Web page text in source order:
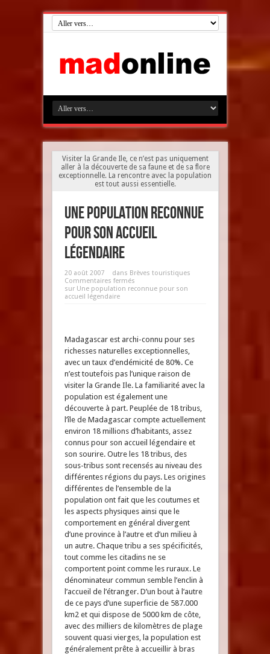
Visiter la Grande Ile, ce n’est pas uniquement
aller à la découverte de sa faune et de sa flore
exceptionnelle. La rencontre avec la population
est tout aussi essentielle.
Une population reconnue
pour son accueil
légendaire
20 août 2007 dans Brèves touristiques
Commentaires fermés
sur Une population reconnue pour son
accueil légendaire
Madagascar est archi-connu pour ses
richesses naturelles exceptionnelles,
avec un taux d’endémicité de 80%. Ce
n’est toutefois pas l’unique raison de
visiter la Grande Ile. La familiarité avec la
population est également une
découverte à part. Peuplée de 18 tribus,
l’île de Madagascar compte actuellement
environ 18 millions d’habitants, assez
connus pour son accueil légendaire et
son sourire. Outre les 18 tribus, des
sous-tribus sont recensés au niveau des
différentes régions du pays. Les origines
différentes de l’ensemble de la
population ont fait que les coutumes et
les aspects physiques ainsi que le
comportement en général divergent
d’une province à l’autre et d’un milieu à
un autre. Chaque tribu a ses spécificités,
tout comme les citadins ne se
comportent point comme les ruraux. Le
dénominateur commun semble l’enclin à
l’accueil de l’étranger. D’un bout à l’autre
de ce pays d’une superficie de 587.000
km2 et qui dispose de 5000 km de côte,
avec des milliers de kilomètres de plage
souvent quasi vierges, la population est
généralement prête à accueillir à bras